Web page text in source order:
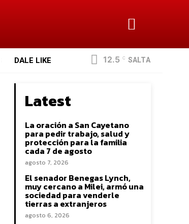
DALE LIKE 12.5 C SALTA
Latest
La oración a San Cayetano
para pedir trabajo, salud y
protección para la familia
cada 7 de agosto
agosto 7, 2026
El senador Benegas Lynch,
muy cercano a Milei, armó una
sociedad para venderle
tierras a extranjeros
agosto 6, 2026